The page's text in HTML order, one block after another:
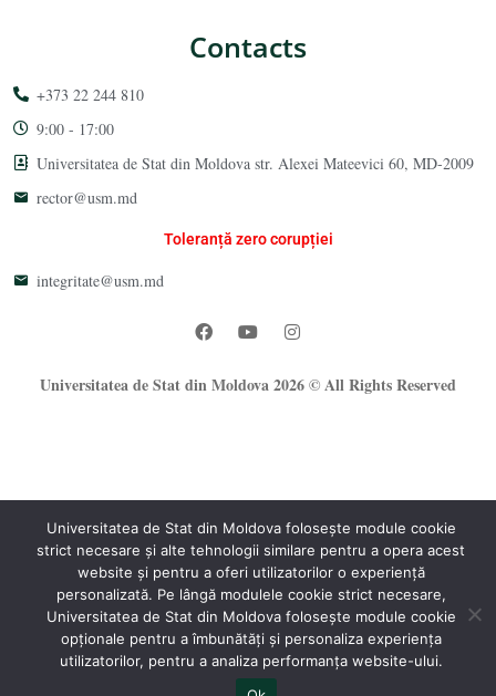
Contacts
+373 22 244 810
9:00 - 17:00
Universitatea de Stat din Moldova str. Alexei Mateevici 60, MD-2009
rector@usm.md
Toleranță zero corupției
integritate@usm.md
Universitatea de Stat din Moldova 2026 © All Rights Reserved
Oficiul Programare Web al USM®
Universitatea de Stat din Moldova folosește module cookie
strict necesare și alte tehnologii similare pentru a opera acest
website și pentru a oferi utilizatorilor o experiență
personalizată. Pe lângă modulele cookie strict necesare,
Universitatea de Stat din Moldova folosește module cookie
opționale pentru a îmbunătăți și personaliza experiența
utilizatorilor, pentru a analiza performanța website-ului.